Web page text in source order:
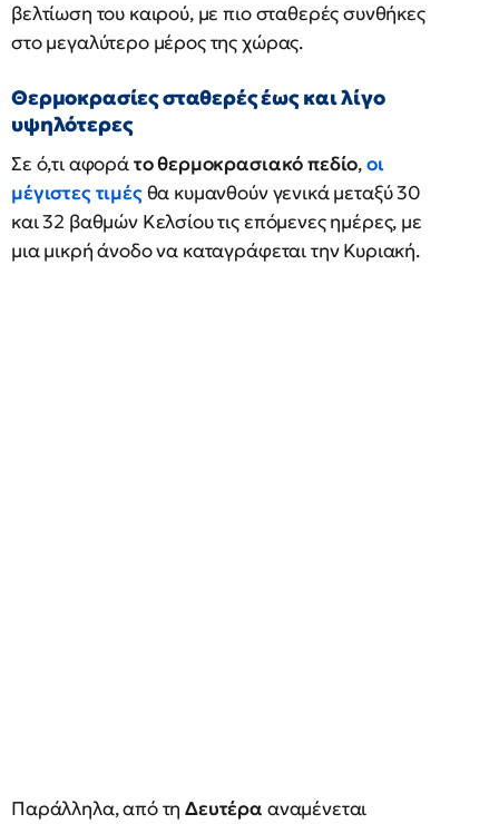
βελτίωση του καιρού, με πιο σταθερές συνθήκες
στο μεγαλύτερο μέρος της χώρας.
Θερμοκρασίες σταθερές έως και λίγο
υψηλότερες
Σε ό,τι αφοράτο θερμοκρασιακό πεδίο,οι
μέγιστες τιμέςθα κυμανθούν γενικά μεταξύ 30
και 32 βαθμών Κελσίου τις επόμενες ημέρες, με
μια μικρή άνοδο να καταγράφεται την Κυριακή.
Παράλληλα, από τη Δευτέρα αναμένεται